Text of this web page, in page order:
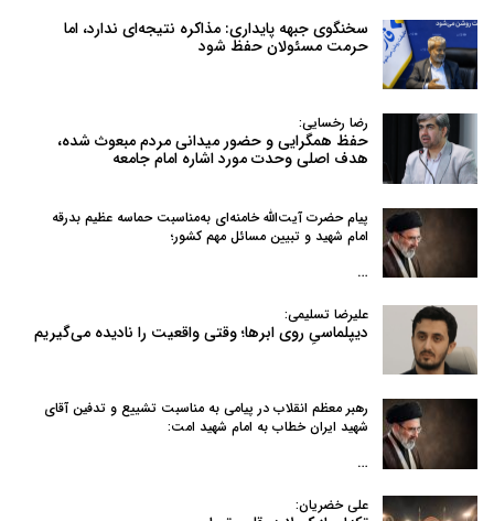
سخنگوی جبهه پایداری: مذاکره نتیجه‌ای ندارد، اما
حرمت مسئولان حفظ شود
رضا رخسایی:
حفظ همگرایی و حضور میدانی مردم مبعوث شده،
هدف اصلی وحدت مورد اشاره امام جامعه
پیام حضرت آیت‌الله خامنه‌ای به‌مناسبت حماسه عظیم بدرقه
امام شهید و تبیین مسائل مهم کشور؛
…
علیرضا تسلیمی:
دیپلماسیِ روی ابرها؛ وقتی واقعیت را نادیده می‌گیریم
رهبر معظم انقلاب در پیامی به‌ مناسبت تشییع و تدفین آقای
شهید ایران خطاب به امام شهید امت:
…
علی خضریان: